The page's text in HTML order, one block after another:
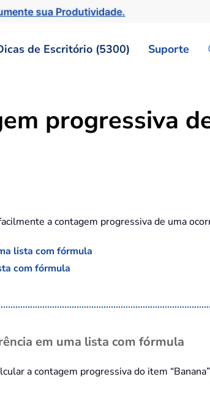
sua Produtividade.
de Escritório (5300) Suporte
progressiva
a contagem progressiva de uma
lista com fórmula
com fórmula
em uma lista com fórmula
a contagem progressiva do item